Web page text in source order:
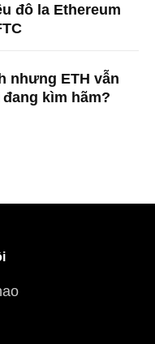
đô la Ethereum
nhưng ETH vẫn
kìm hãm?